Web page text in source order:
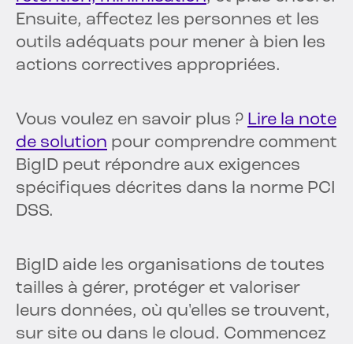
Ensuite, affectez les personnes et les
outils adéquats pour mener à bien les
actions correctives appropriées.
Vous voulez en savoir plus ? Lire la note
de solution pour comprendre comment
BigID peut répondre aux exigences
spécifiques décrites dans la norme PCI
DSS.
BigID aide les organisations de toutes
tailles à gérer, protéger et valoriser
leurs données, où qu'elles se trouvent,
sur site ou dans le cloud. Commencez